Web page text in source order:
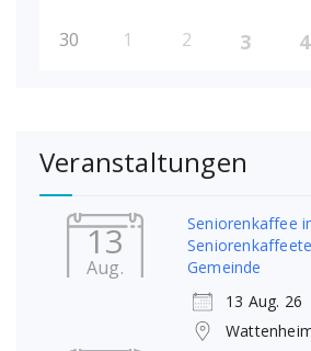
30 1 2 3 4
Veranstaltungen
13
Aug.
Seniorenkaffee
Gemeinde
13 Aug. 26